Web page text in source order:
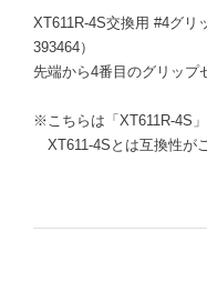
XT611R-4S交換用 #4グリ
393464）
先端から4番目のグリップ
※こちらは「XT611R-4S
XT611-4Sとは互換性が